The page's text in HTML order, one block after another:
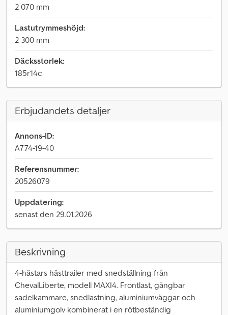
2 070 mm
Lastutrymmeshöjd:
2 300 mm
Däcksstorlek:
185r14c
Erbjudandets detaljer
Annons-ID:
A774-19-40
Referensnummer:
20526079
Uppdatering:
senast den 29.01.2026
Beskrivning
4-hästars hästtrailer med snedställning från
ChevalLiberte, modell MAXI4. Frontlast, gångbar
sadelkammare, snedlastning, aluminiumväggar och
aluminiumgolv kombinerat i en rötbeständig